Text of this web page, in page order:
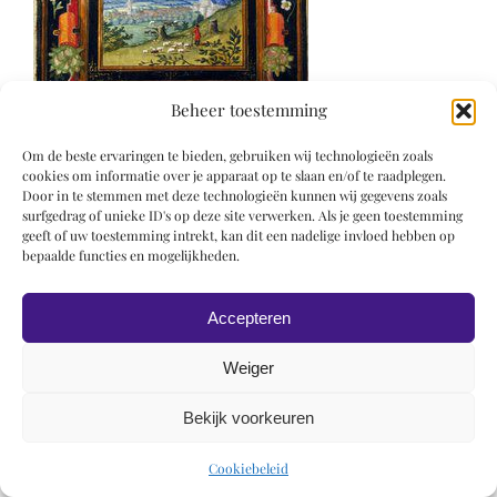
Beheer toestemming
Om de beste ervaringen te bieden, gebruiken wij technologieën zoals
cookies om informatie over je apparaat op te slaan en/of te raadplegen.
Door in te stemmen met deze technologieën kunnen wij gegevens zoals
surfgedrag of unieke ID's op deze site verwerken. Als je geen toestemming
geeft of uw toestemming intrekt, kan dit een nadelige invloed hebben op
bepaalde functies en mogelijkheden.
Accepteren
Weiger
Bekijk voorkeuren
Cookiebeleid
© 2019 Roel Wiechers | Powered byROCK Design